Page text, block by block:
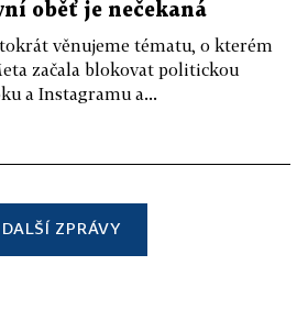
oběť je nečekaná
věnujeme tématu, o kterém
začala blokovat politickou
a Instagramu a...
DALŠÍ ZPRÁVY